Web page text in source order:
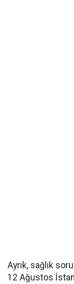
Ayrık, sağlık
12 Ağustos